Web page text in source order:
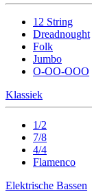
12 String
Dreadnought
Folk
Jumbo
O-OO-OOO
Klassiek
1/2
7/8
4/4
Flamenco
Elektrische Bassen